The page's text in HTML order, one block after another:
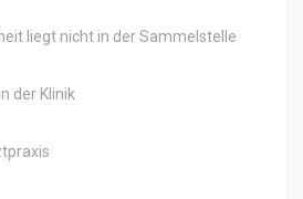
liegt nicht in der Sammelstelle
der Klinik